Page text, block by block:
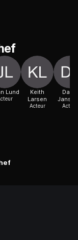
Lund
Keith
Larsen
Acteur
David
Acteur